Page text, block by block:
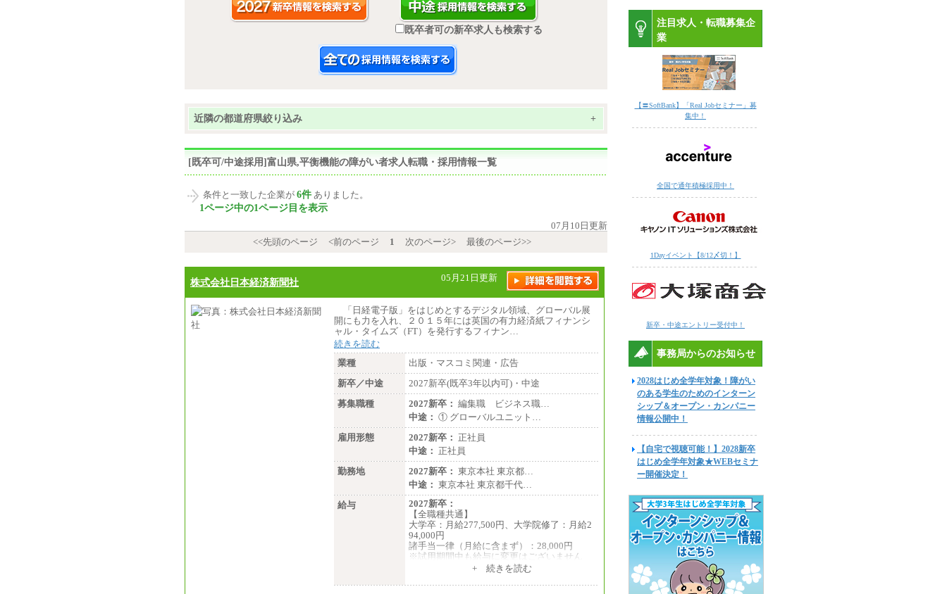
既卒者可の新卒求人も検索する
近隣の都道府県絞り込み +
[既卒可/中途採用]富山県,平衡機能の障がい者求人転職・採用情報一覧
条件と一致した企業が 6件 ありました。
1ページ中の1ページ目を表示
07月10日更新
<<先頭のページ
<前のページ 1 次のページ> 最後のページ>>
株式会社日本経済新聞社 05月21日更新
「日経電子版」をはじめとするデジタル領域、グローバル展
開にも力を入れ、２０１５年には英国の有力経済紙フィナンシ
ャル・タイムズ（FT）を発行するフィナン…
続きを読む
業種
出版・マスコミ関連・広告
新卒／中途
2027新卒(既卒3年以内可)・中途
募集職種
2027新卒： 編集職 ビジネス職…
中途： ① グローバルユニット…
雇用形態
2027新卒： 正社員
中途： 正社員
勤務地
2027新卒： 東京本社 東京都…
中途： 東京本社 東京都千代…
給与
2027新卒：
【全職種共通】
大学卒：月給277,500円、大学院修了：月給2
94,000円
諸手当一律（月給に含まず）：28,000円
※試用期間中も給与に変更はございません
月給370,000円～
+ 続きを読む
注目求人・転職募集企
業
【〓SoftBank】「Real Jobセミナー」募
集中！
全国で通年積極採用中！
1Dayイベント【8/12〆切！】
新卒・中途エントリー受付中！
事務局からのお知らせ
2028はじめ全学年対象！障がい
のある学生のためのインターン
シップ＆オープン・カンパニー
情報公開中！
【自宅で視聴可能！】2028新卒
はじめ全学年対象★WEBセミナ
ー開催決定！